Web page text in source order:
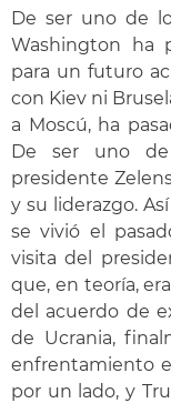
De ser uno de
Washington ha
para un futuro
con Kiev ni
a Moscú, ha
De ser uno de
presidente
y su liderazgo.
se vivió el
visita del
que, en teoría,
del acuerdo de
de Ucrania,
enfrentamiento
por un lado, y